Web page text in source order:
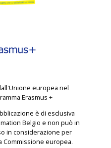
europea nel
Erasmus +
è di esclusiva
Belgio e non può in
in considerazione per
europea.